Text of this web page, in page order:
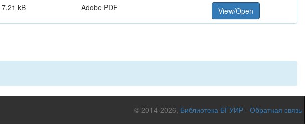
kB Adobe PDF View/Open
© 2014-2026, Библиотека БГУИР - Обратная связь